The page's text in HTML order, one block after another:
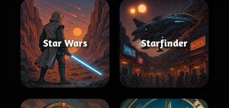
Star Wars Starfinder